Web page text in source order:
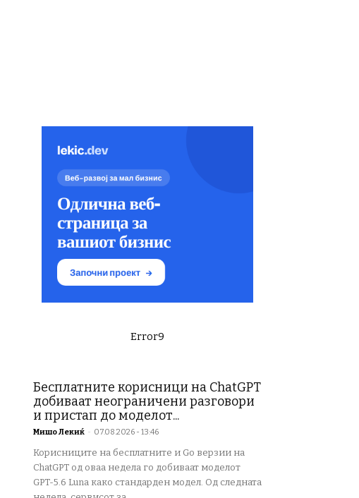
Error9
Бесплатните корисници на ChatGPT
добиваат неограничени разговори
и пристап до моделот...
Мишо Лекиќ - 07.08.2026 - 13:46
Корисниците на бесплатните и Go верзии на
ChatGPT од оваа недела го добиваат моделот
GPT-5.6 Luna како стандарден модел. Од следната